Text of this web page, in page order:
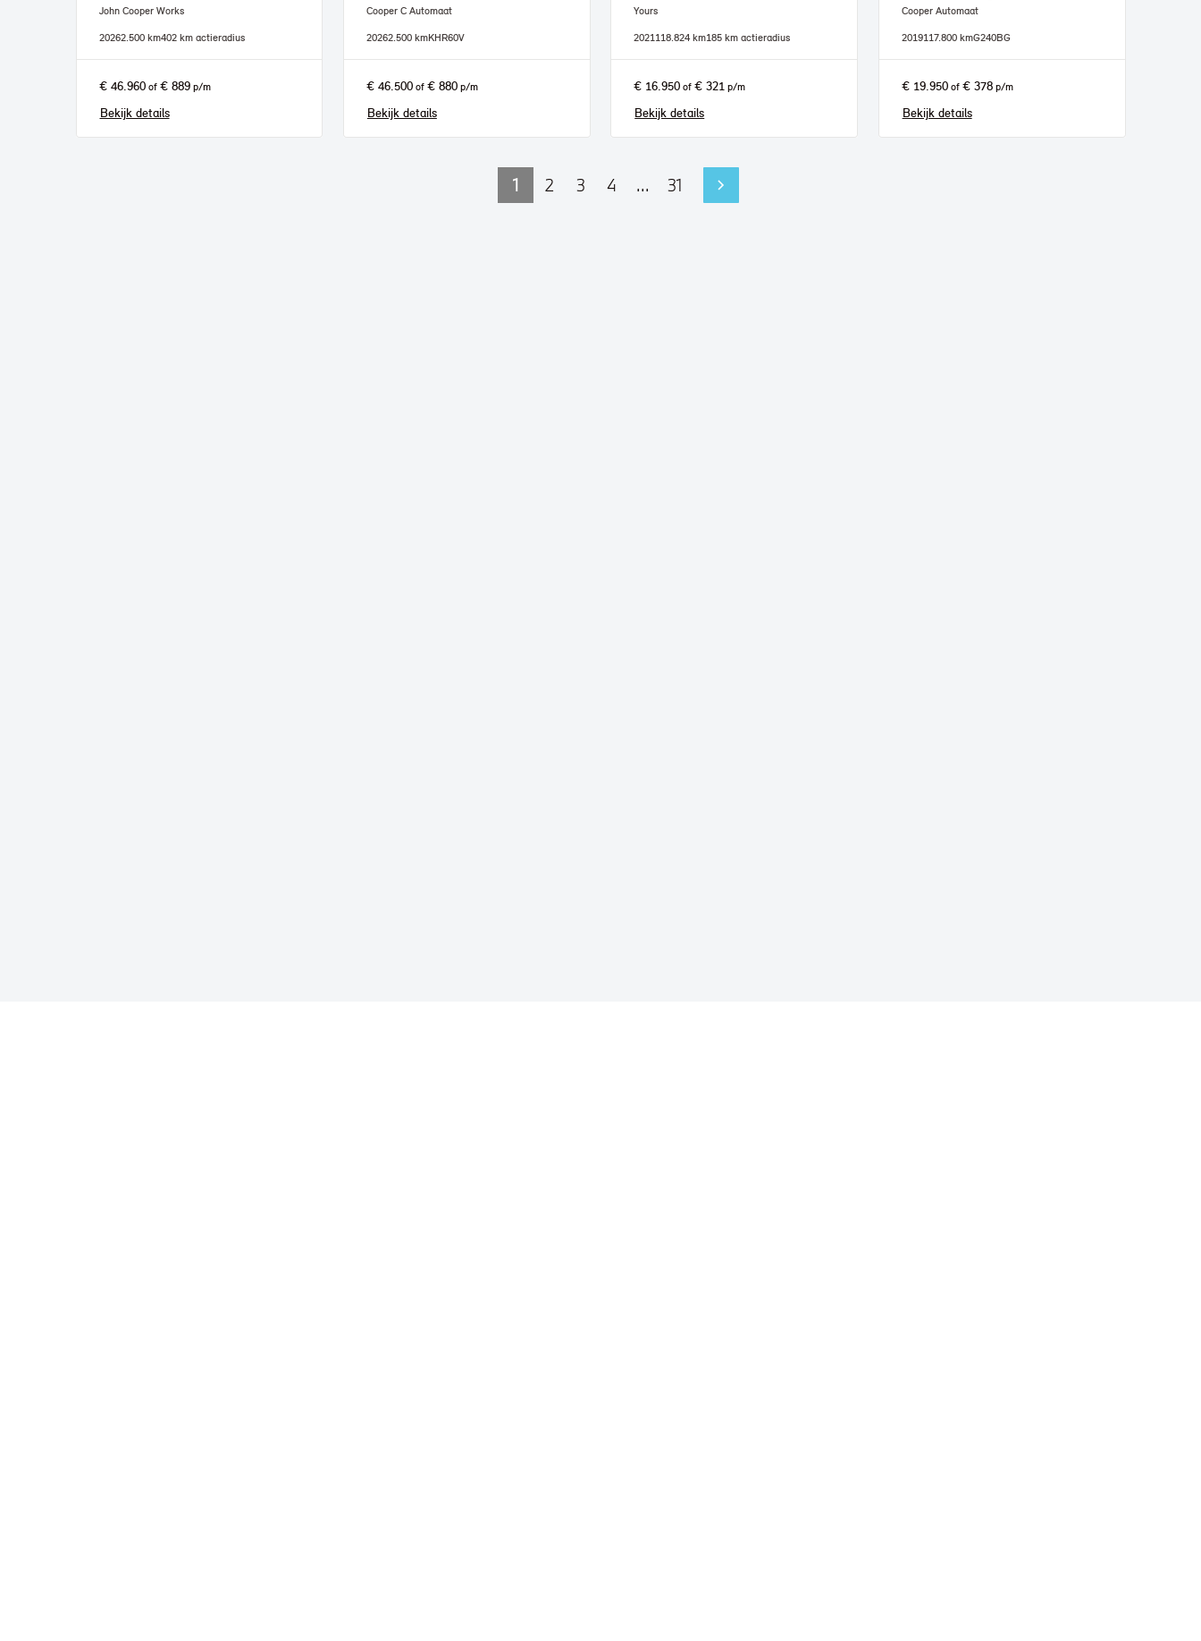
John Cooper Works
20262.500 km402 km actieradius
€ 46.960of € 889p/m
Bekijk details
Cooper C Automaat
20262.500 kmKHR60V
€ 46.500of € 880p/m
Bekijk details
Yours
2021118.824 km185 km actieradius
€ 16.950 of€ 321 p/m
Bekijk details
Cooper Automaat
2019117.800 kmG240BG
€ 19.950of € 378p/m
Bekijk details
1 2 3 4 ... 31